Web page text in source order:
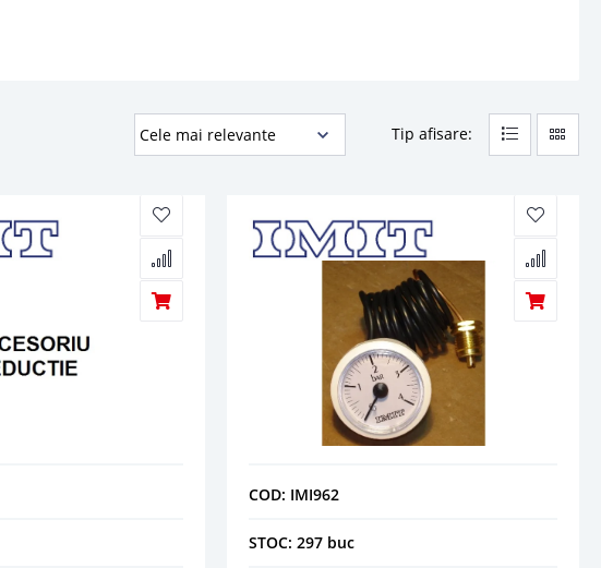
Tip afisare:
COD: IMI962
STOC: 297 buc